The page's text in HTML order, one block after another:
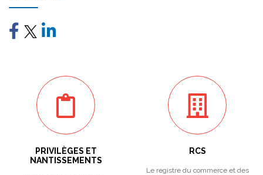
PRIVILÈGES ET
NANTISSEMENTS
RCS
Le registre du commerce et des